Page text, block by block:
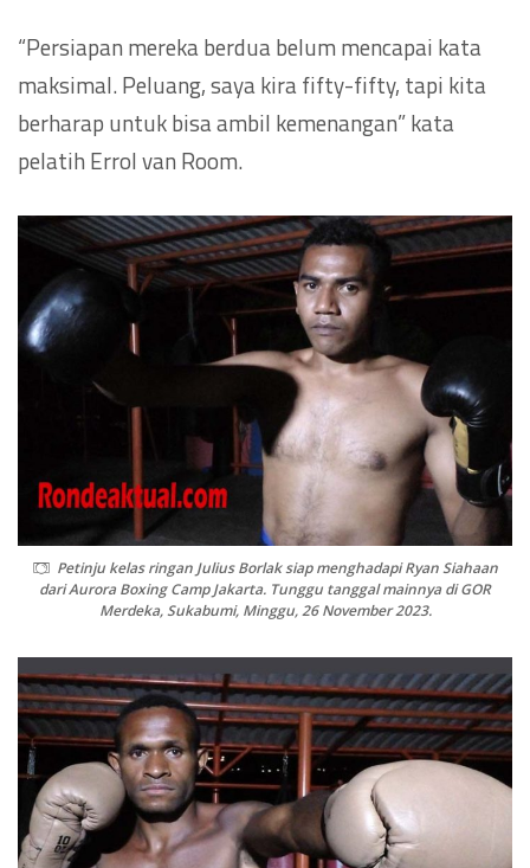
“Persiapan mereka berdua belum mencapai kata
maksimal. Peluang, saya kira fifty-fifty, tapi kita
berharap untuk bisa ambil kemenangan” kata
pelatih Errol van Room.
Petinju kelas ringan Julius Borlak siap menghadapi Ryan Siahaan
dari Aurora Boxing Camp Jakarta. Tunggu tanggal mainnya di GOR
Merdeka, Sukabumi, Minggu, 26 November 2023.